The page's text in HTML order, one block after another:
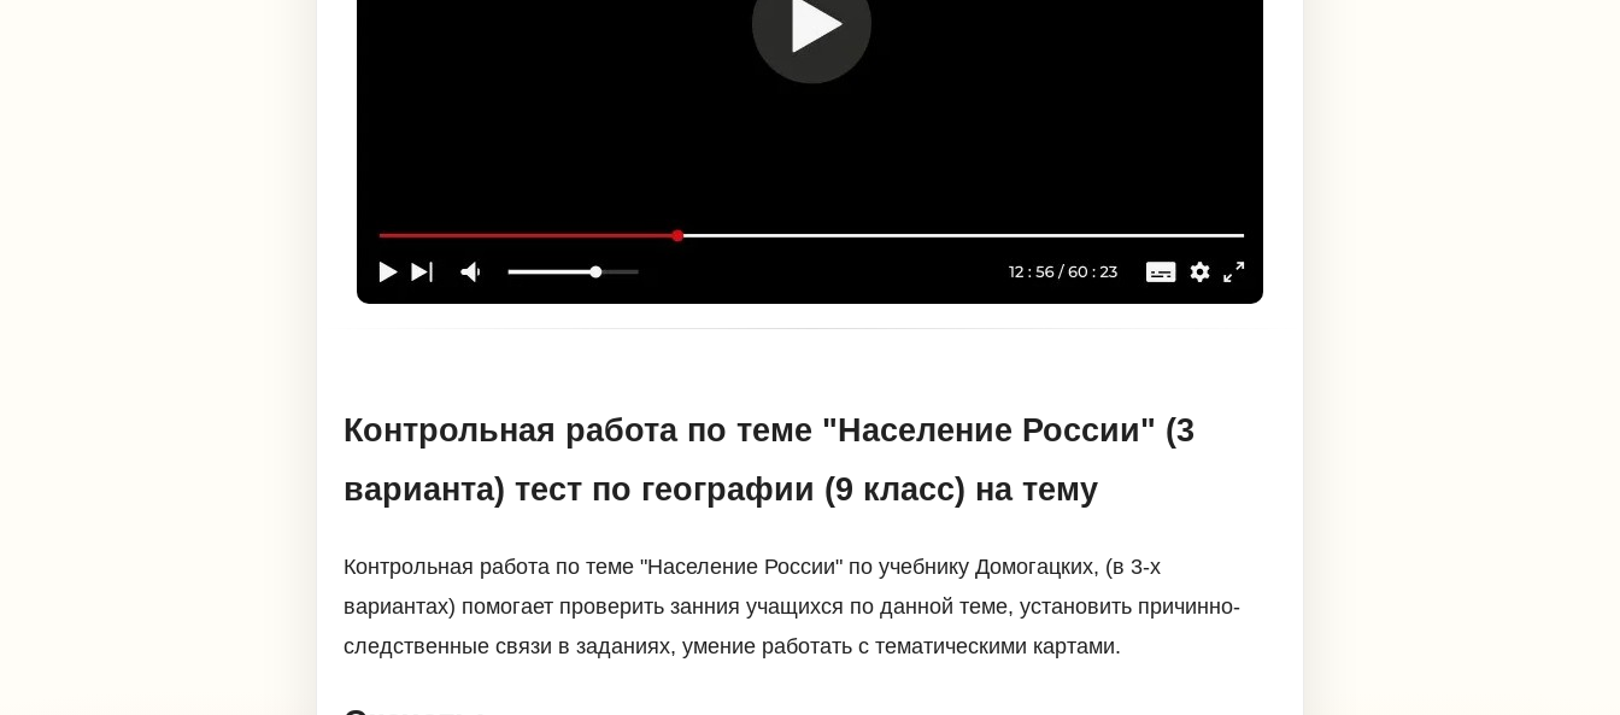
Контрольная работа по теме "Население России" (3
варианта) тест по географии (9 класс) на тему
Контрольная работа по теме "Население России" по учебнику Домогацких, (в 3-х
вариантах) помогает проверить занния учащихся по данной теме, установить причинно-
следственные связи в заданиях, умение работать с тематическими картами.